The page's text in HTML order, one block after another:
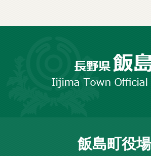
飯島町役場